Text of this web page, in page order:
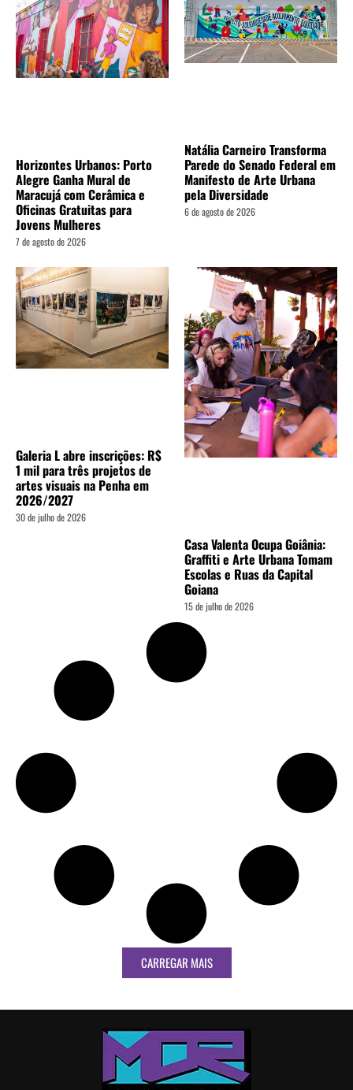
Horizontes Urbanos: Porto
Alegre Ganha Mural de
Maracujá com Cerâmica e
Oficinas Gratuitas para
Jovens Mulheres
7 de agosto de 2026
Natália Carneiro Transforma
Parede do Senado Federal em
Manifesto de Arte Urbana
pela Diversidade
6 de agosto de 2026
Galeria L abre inscrições: R$
1 mil para três projetos de
artes visuais na Penha em
2026/2027
30 de julho de 2026
Casa Valenta Ocupa Goiânia:
Graffiti e Arte Urbana Tomam
Escolas e Ruas da Capital
Goiana
15 de julho de 2026
CARREGAR MAIS